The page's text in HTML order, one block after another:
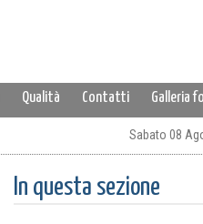
Qualità Contatti Galleria
Sabato 08
In questa sezione